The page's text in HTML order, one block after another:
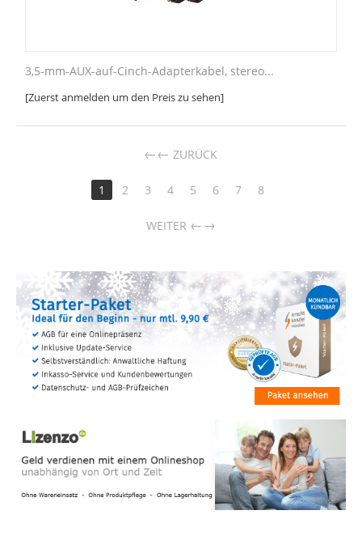
3,5-mm-AUX-auf-Cinch-Adapterkabel, stereo...
[Zuerst anmelden um den Preis zu sehen]
← ZURÜCK
1 2 3 4 5 6 7 8
WEITER →